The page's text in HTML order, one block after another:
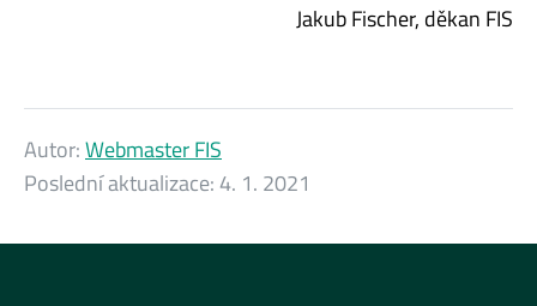
Jakub Fischer, děkan FIS
Autor:Webmaster FIS
Poslední aktualizace:4. 1. 2021